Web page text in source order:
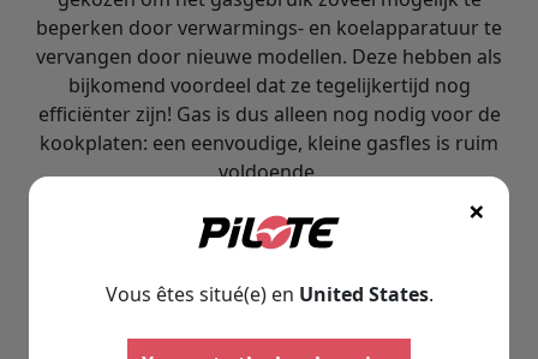
beperken door verwarmings- en koelapparatuur te
vervangen door nieuwe modellen. Deze hebben als
bijkomend voordeel dat ze tegelijkertijd nog
efficiënter zijn! Gas is dus alleen nog nodig voor de
kookplaten: een eenvoudige, kleine gasfles is ruim
voldoende.
×
Vous êtes situé(e) en United States.